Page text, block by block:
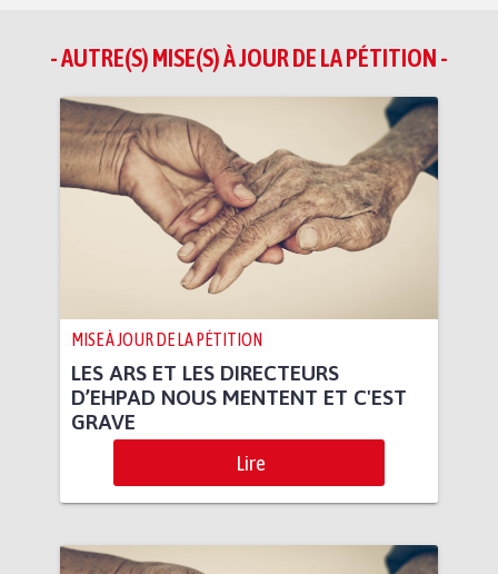
- AUTRE(S) MISE(S) À JOUR DE LA PÉTITION -
MISE À JOUR DE LA PÉTITION
LES ARS ET LES DIRECTEURS
D’EHPAD NOUS MENTENT ET C'EST
GRAVE
Lire